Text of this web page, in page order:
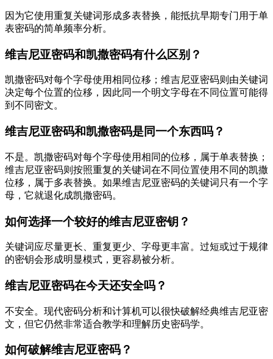
因为它使用重复关键词形成多表替换，能抵抗早期专门用于单
表密码的简单频率分析。
维吉尼亚密码和凯撒密码有什么区别？
凯撒密码对每个字母使用相同位移；维吉尼亚密码则由关键词
决定每个位置的位移，因此同一个明文字母在不同位置可能得
到不同密文。
维吉尼亚密码和凯撒密码是同一个东西吗？
不是。凯撒密码对每个字母使用相同的位移，属于单表替换；
维吉尼亚密码则按照重复的关键词在不同位置使用不同的凯撒
位移，属于多表替换。如果维吉尼亚密码的关键词只有一个字
母，它就退化成凯撒密码。
如何选择一个较好的维吉尼亚密钥？
关键词应尽量更长、重复更少、字母更丰富。过短或过于规律
的密钥会形成明显模式，更容易被分析。
维吉尼亚密码在今天还安全吗？
不安全。现代密码分析和计算机可以很快破解经典维吉尼亚密
文，但它仍然非常适合教学和理解历史密码学。
如何破解维吉尼亚密码？